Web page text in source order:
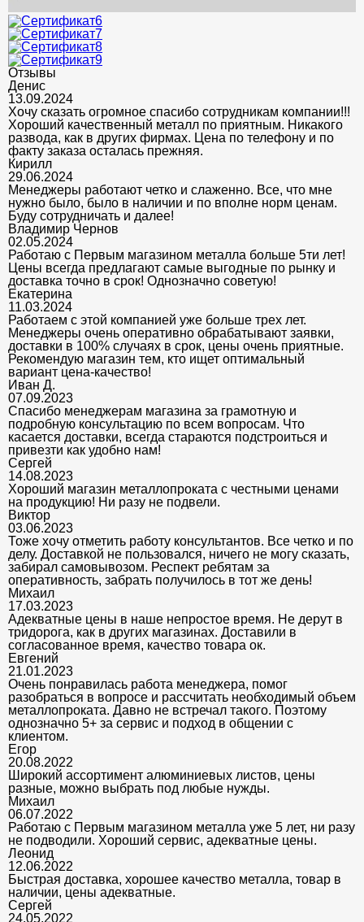
Отзывы
Денис
13.09.2024
Хочу сказать огромное спасибо сотрудникам компании!!!
Хороший качественный металл по приятным. Никакого
развода, как в других фирмах. Цена по телефону и по
факту заказа осталась прежняя.
Кирилл
29.06.2024
Менеджеры работают четко и слаженно. Все, что мне
нужно было, было в наличии и по вполне норм ценам.
Буду сотрудничать и далее!
Владимир Чернов
02.05.2024
Работаю с Первым магазином металла больше 5ти лет!
Цены всегда предлагают самые выгодные по рынку и
доставка точно в срок! Однозначно советую!
Екатерина
11.03.2024
Работаем с этой компанией уже больше трех лет.
Менеджеры очень оперативно обрабатывают заявки,
доставки в 100% случаях в срок, цены очень приятные.
Рекомендую магазин тем, кто ищет оптимальный
вариант цена-качество!
Иван Д.
07.09.2023
Спасибо менеджерам магазина за грамотную и
подробную консультацию по всем вопросам. Что
касается доставки, всегда стараются подстроиться и
привезти как удобно нам!
Сергей
14.08.2023
Хороший магазин металлопроката с честными ценами
на продукцию! Ни разу не подвели.
Виктор
03.06.2023
Тоже хочу отметить работу консультантов. Все четко и по
делу. Доставкой не пользовался, ничего не могу сказать,
забирал самовывозом. Респект ребятам за
оперативность, забрать получилось в тот же день!
Михаил
17.03.2023
Адекватные цены в наше непростое время. Не дерут в
тридорога, как в других магазинах. Доставили в
согласованное время, качество товара ок.
Евгений
21.01.2023
Очень понравилась работа менеджера, помог
разобраться в вопросе и рассчитать необходимый объем
металлопроката. Давно не встречал такого. Поэтому
однозначно 5+ за сервис и подход в общении с
клиентом.
Егор
20.08.2022
Широкий ассортимент алюминиевых листов, цены
разные, можно выбрать под любые нужды.
Михаил
06.07.2022
Работаю с Первым магазином металла уже 5 лет, ни разу
не подводили. Хороший сервис, адекватные цены.
Леонид
12.06.2022
Быстрая доставка, хорошее качество металла, товар в
наличии, цены адекватные.
Сергей
24.05.2022